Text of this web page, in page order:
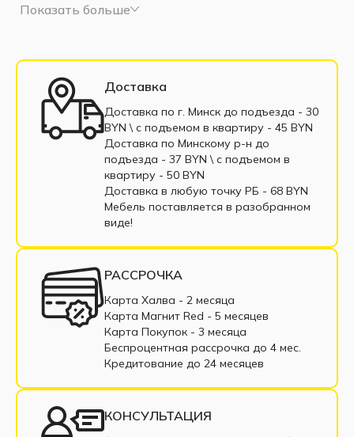
Угловой диван из рогожки
Большие угловые диваны
Маленькие угловые диваны
Угловые диваны еврокнижка
Угловые диваны выкатные
Угловые диваны тик-так
Угловой диван бежевый
Угловые диваны с пружинным блоком
Угловые диваны из ткани
Угловые диваны из экокожи
Угловые диваны в рассрочку
Недорогие угловые диваны
Показать больше
Доставка
Доставка по г. Минск до подъезда - 30
BYN \ c подъемом в квартиру - 45 BYN
Доставка по Минскому р-н до
подъезда - 37 BYN \ c подъемом в
квартиру - 50 BYN
Доставка в любую точку РБ - 68 BYN
Мебель поставляется в разобранном
виде!
РАССРОЧКА
Карта Халва - 2 месяца
Карта Магнит Red - 5 месяцев
Карта Покупок - 3 месяца
Беспроцентная рассрочка до 4 мес.
Кредитование до 24 месяцев
КОНСУЛЬТАЦИЯ